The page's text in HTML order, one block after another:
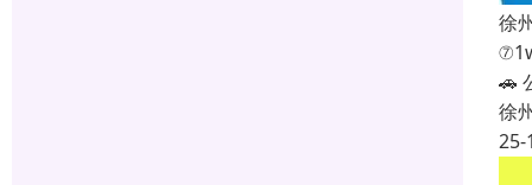
徐
🚗
徐
25-